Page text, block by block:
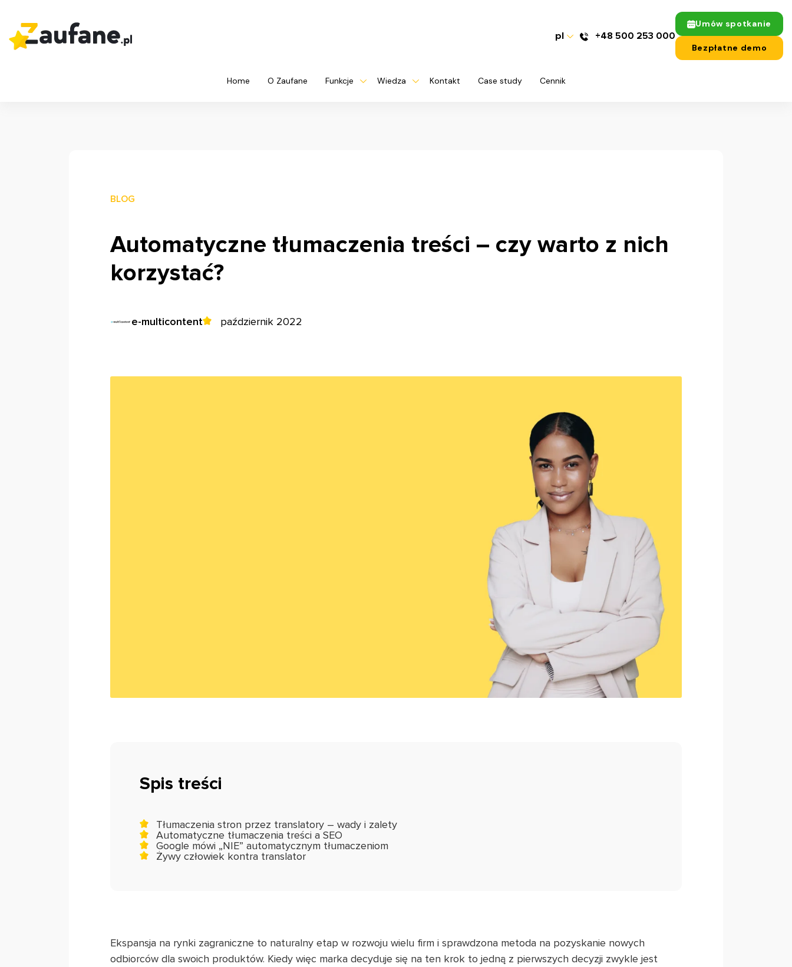
Home O Zaufane Funkcje Wiedza Kontakt Case study Cennik
pl +48 500 253 000
Umów spotkanie
Bezpłatne demo
BLOG
Automatyczne tłumaczenia treści – czy warto z nich
korzystać?
e-multicontent październik 2022
Spis treści
Tłumaczenia stron przez translatory – wady i zalety
Automatyczne tłumaczenia treści a SEO
Google mówi „NIE” automatycznym tłumaczeniom
Żywy człowiek kontra translator
Ekspansja na rynki zagraniczne to naturalny etap w rozwoju wielu firm i sprawdzona metoda na pozyskanie nowych
odbiorców dla swoich produktów. Kiedy więc marka decyduje się na ten krok to jedną z pierwszych decyzji zwykle jest